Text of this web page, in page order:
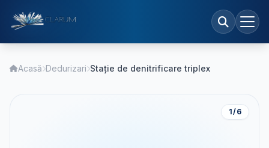
Acasă Dedurizari Stație de denitrificare triplex
1/ 6